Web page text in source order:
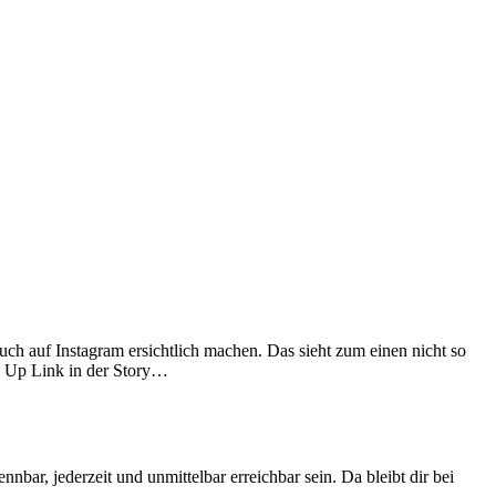
auf Instagram ersichtlich machen. Das sieht zum einen nicht so
Up Link in der Story…
jederzeit und unmittelbar erreichbar sein. Da bleibt dir bei